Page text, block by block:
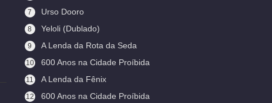
7 Urso Dooro
8 Yeloli (Dublado)
9 A Lenda da Rota da Seda
10
600 Anos na Cidade Proíbida
(Legendado)
11 A Lenda da Fênix
12 600 Anos na Cidade Proíbida